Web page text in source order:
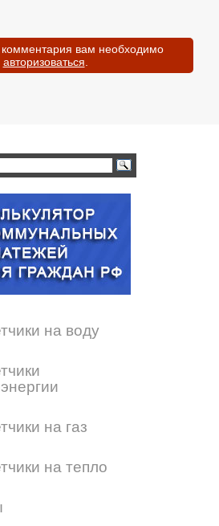
комментария вам необходимо
авторизоваться
на воду
на газ
на тепло